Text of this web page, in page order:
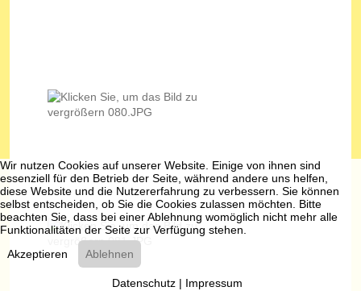
Wir nutzen Cookies auf unserer Website. Einige von ihnen sind
essenziell für den Betrieb der Seite, während andere uns helfen,
diese Website und die Nutzererfahrung zu verbessern. Sie können
selbst entscheiden, ob Sie die Cookies zulassen möchten. Bitte
beachten Sie, dass bei einer Ablehnung womöglich nicht mehr alle
Funktionalitäten der Seite zur Verfügung stehen.
Akzeptieren
Ablehnen
Datenschutz| Impressum